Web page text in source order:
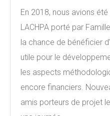
En 2018, nous avions
LACHPA porté par
la chance de bénéficier
utile pour le
les aspects
encore financiers.
amis porteurs de projet